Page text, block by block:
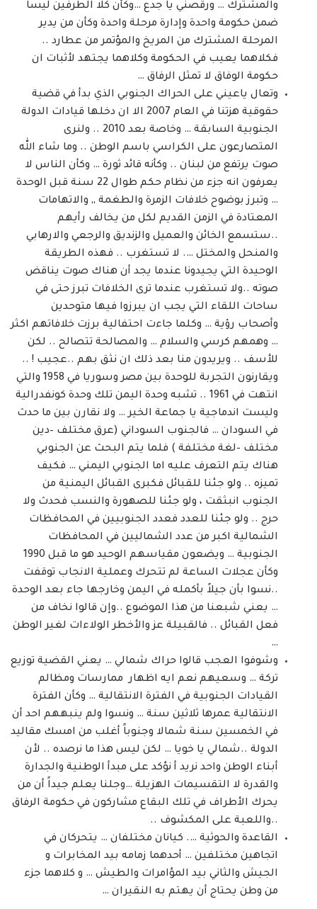
والمشترك … ورقصني يا جدع …وكأن كلا الطرفين ليسا
ضمن حكومة واحدة وإدارة مرحلة واحدة وكأن من يدير
المرحلة المشترك من المريخ والمؤتمر من عطارد ..
فكلاهما يعيب في الحكومة وكلاهما يجتهد لأثبات ان
حكومة الوفاق لا تمثل الرفاق …
وتعال ياعيني على الحراك الجنوبي الذي بدأ في قضية
حقوقية هزتنا في العام 2007 الا ان دخلها قيادات الدولة
الجنوبية السابقة … وخاصة بعد 2010 .. ولنرى
المتصارعون على الكراسي باسم الوطن .. وما شاء الله
صوت يرتفع من لبنان .. وكأنه قائد ثورة … وكأن الناس لا
يعرفون انه جزء من نظام حكم طوال 22 سنة قبل الوحدة
… وتبرز بوضوح خلافات الزمرة والطغمة ,, والاتهامات
المعتادة في الزمن القديم لكل من يخالف رأيهم
..ستسمع الخائن والعميل والزنديق والرجعي والارهابي
والمنحل والمختل …. لا تستغرب .. فهذه الطريقة
الوحيدة التي يجيدونا عندما يجد أن هناك صوت يناقض
صوته ..ولا تستغرب عندما ترى الخلافات تبرز حتى في
ساحات اللقاء التي يجب ان يبرزوا فيها متوحدين
وأصحاب رؤية … وكلما جاءت احتفالية برزت خلافاتهم اكثر
… وهمهم كرسي والسلام … والمصالحة تتصالح .. لكن
للأسف .. ويريدون منا بعد ذلك ان نثق بهم ..عجيب ! ..
ويقارنون التجربة للوحدة بين مصر وسوريا في 1958 والتي
انتهت في 1961 .. تشبه وحدة اليمن تلك وحدة كونفدرالية
وليست اندماجية يا جماعة الخير … ولا نقارن بين ما حدث
في السودان … فالجنوب السوداني (عرق مختلف –دين
مختلف –لغة مختلفة ) فلما يتم البحث عن الجنوبي
هناك يتم التعرف عليه اما الجنوبي اليمني … فكيف
تميزه .. ولو جئنا للقبائل فكبرى القبائل اليمنية من
الجنوب انبثقت ، ولو جئنا للصهورة والنسب فحدث ولا
حرج .. ولو جئنا للعدد فعدد الجنوبيين في المحافظات
الشمالية اكبر من عدد الشماليين في المحافظات
الجنوبية … ويضعون مقياسهم الوحيد هو ما قبل 1990
وكأن عجلات الساعة لم تتحرك وعملية الانجاب توقفت
..نسوا بأن جيلاً بأكمله في اليمن وخارجها جاء بعد الوحدة
… يعني شبعنا من هذا الموضوع ..وإن قالوا نخاف من
فعل القبائل .. فالقبيلة عز والأخطر الولاءات لغير الوطن
…
وشوفوا العجب قالوا حراك شمالي … يعني القضية توزيع
تركة … وسعيهم نعم ايه اظهار ممارسات ومظالم
القيادات الجنوبية في الفترة الانتقالية … وكأن الفترة
الانتقالية عمرها ثلاثين سنة … ونسوا ولم ينبههم احد أن
في الخمسين سنة شمالا وجنوباً أغلب من امسك مقاليد
الدولة ..شمالي يا خويا … لكن ليس هذا ما نرصده .. لأن
أبناء الوطن واحد نريد أ نؤكد على مبدأ الوطنية والجدارة
والقدرة لا التقسيمات الهزيلة …وجلنا يعلم جيداً أن من
يحرك الأطراف في تلك البقاع مشاركون في حكومة الرفاق
..واللعبة على المكشوف ..
القاعدة والحوثية …. كيانان مختلفان … يتحركان في
اتجاهين مختلفين … أحدهما زمامه بيد المخابرات و
الجيش والثاني بيد المؤامرات والطيش … و كلاهما جزء
من وطن يحتاج أن يهتم به النقيران …